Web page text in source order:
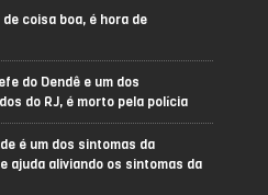
coisa boa, é hora de
do Dendê e um dos
do RJ, é morto pela polícia
é um dos sintomas da
ajuda aliviando os sintomas da